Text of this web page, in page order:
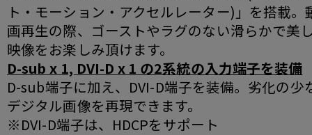
ト・モーション・アクセルレーター)」を搭載。
画再生の際、ゴーストやラグのない滑らかで美
映像をお楽しみ頂けます。
D-sub x 1, DVI-D x 1 の2系統の入力端子を装備
D-sub端子に加え、DVI-D端子を装備。劣化の少
デジタル画像を再現できます。
※DVI-D端子は、HDCPをサポート